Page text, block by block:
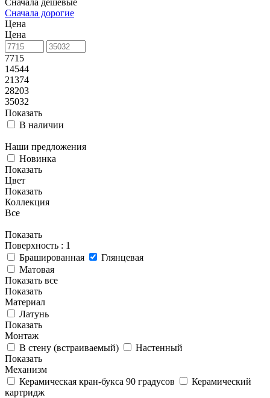
Сначала дешевые
Сначала дорогие
Цена
Цена
7715
14544
21374
28203
35032
Показать
В наличии
Наши предложения
Новинка
Показать
Цвет
Показать
Коллекция
Все
Показать
Поверхность : 1
Брашированная
Глянцевая
Матовая
Показать все
Показать
Материал
Латунь
Показать
Монтаж
В стену (встраиваемый)
Настенный
Показать
Механизм
Керамическая кран-букса 90 градусов
Керамический
картридж